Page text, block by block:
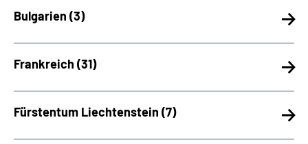
Bulgarien (3)
Frankreich (31)
Fürstentum Liechtenstein (7)